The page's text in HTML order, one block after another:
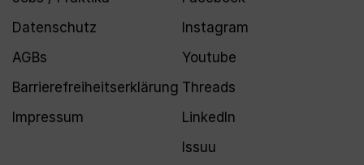
Datenschutz
AGBs
Barrierefreiheitserklärung
Impressum
Instagram
Youtube
Threads
LinkedIn
Issuu